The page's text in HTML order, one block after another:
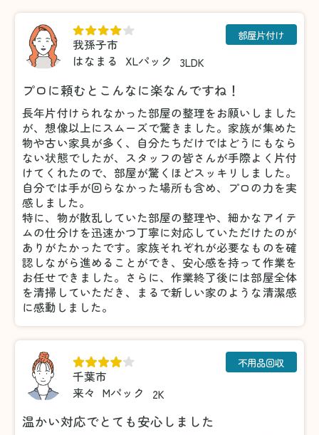
我孫子市
はなまる
XLパック 3LDK
部屋片付け
プロに頼むとこんなに楽なんですね！
長年片付けられなかった部屋の整理をお願いしました
が、想像以上にスムーズで驚きました。家族が集めた
物や古い家具が多く、自分たちだけではどうにもなら
ない状態でしたが、スタッフの皆さんが手際よく片付
けてくれたので、部屋が驚くほどスッキリしました。
自分では手が回らなかった場所も含め、プロの力を実
感しました。
特に、物が散乱していた部屋の整理や、細かなアイテ
ムの仕分けを迅速かつ丁寧に対応していただけたのが
ありがたかったです。家族それぞれが必要なものを確
認しながら進めることができ、安心感を持って作業を
お任せできました。さらに、作業終了後には部屋全体
を清掃していただき、まるで新しい家のような清潔感
に感動しました。
千葉市
来々 Mパック 2K
不用品回収
温かい対応でとても安心しました